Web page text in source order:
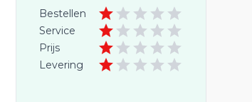
Bestellen
Service
Prijs
Levering